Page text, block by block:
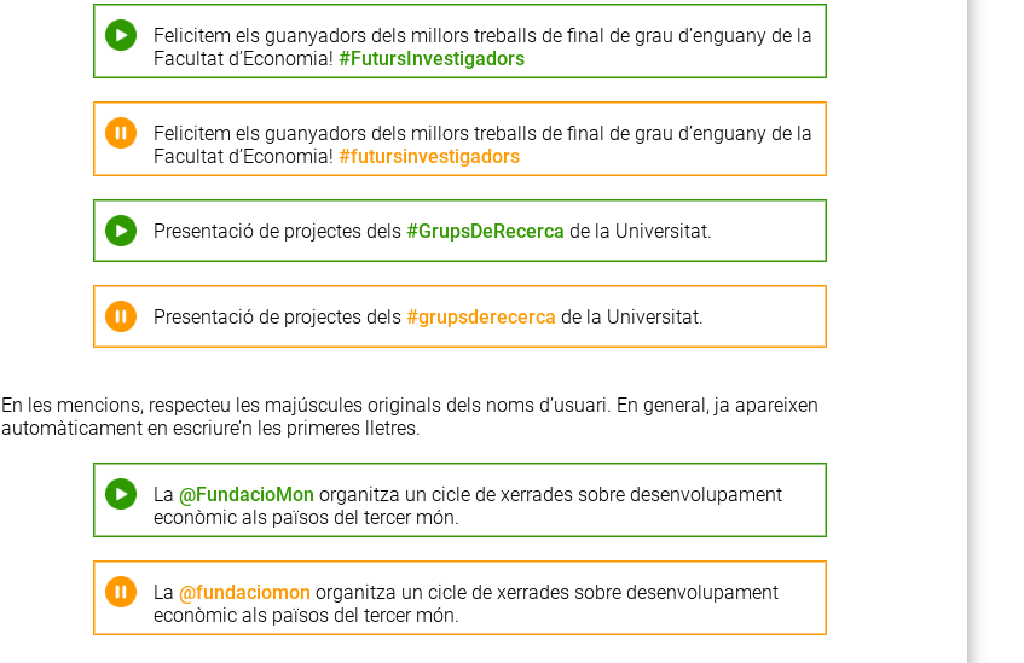
Felicitem els guanyadors dels millors treballs de final de grau d’enguany de la
Facultat d’Economia! #FutursInvestigadors
Felicitem els guanyadors dels millors treballs de final de grau d’enguany de la
Facultat d’Economia! #futursinvestigadors
Presentació de projectes dels #GrupsDeRecerca de la Universitat.
Presentació de projectes dels #grupsderecerca de la Universitat.
En les mencions, respecteu les majúscules originals dels noms d’usuari. En general, ja apareixen
automàticament en escriure’n les primeres lletres.
La @FundacioMon organitza un cicle de xerrades sobre desenvolupament
econòmic als països del tercer món.
La @fundaciomon organitza un cicle de xerrades sobre desenvolupament
econòmic als països del tercer món.